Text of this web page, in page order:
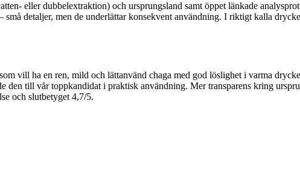
eller dubbelextraktion) och ursprungsland samt öppet länkade
små detaljer, men de underlättar konsekvent användning. I riktigt kalla
vill ha en ren, mild och lättanvänd chaga med god löslighet i varma
den till vår toppkandidat i praktisk användning. Mer transparens kring
och slutbetyget 4,7/5.